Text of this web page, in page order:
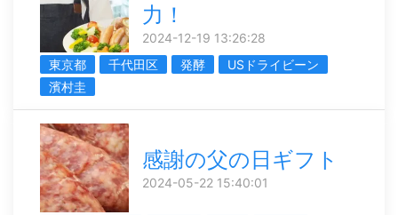
力！
2024-12-19 13:26:28
東京都
千代田区 発酵
USドライビーン
濱村圭
感謝の父の日ギフト
2024-05-22 15:40:01